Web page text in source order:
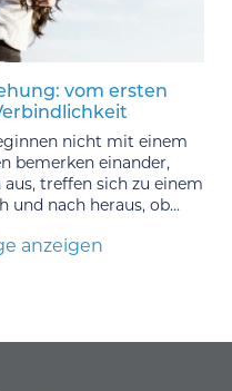
vom ersten
nicht mit einem
bemerken einander,
treffen sich zu einem
und nach heraus, ob...
anzeigen